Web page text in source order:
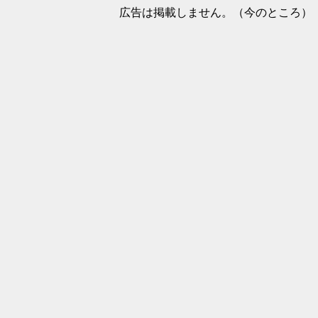
広告は掲載しません。（今のところ）